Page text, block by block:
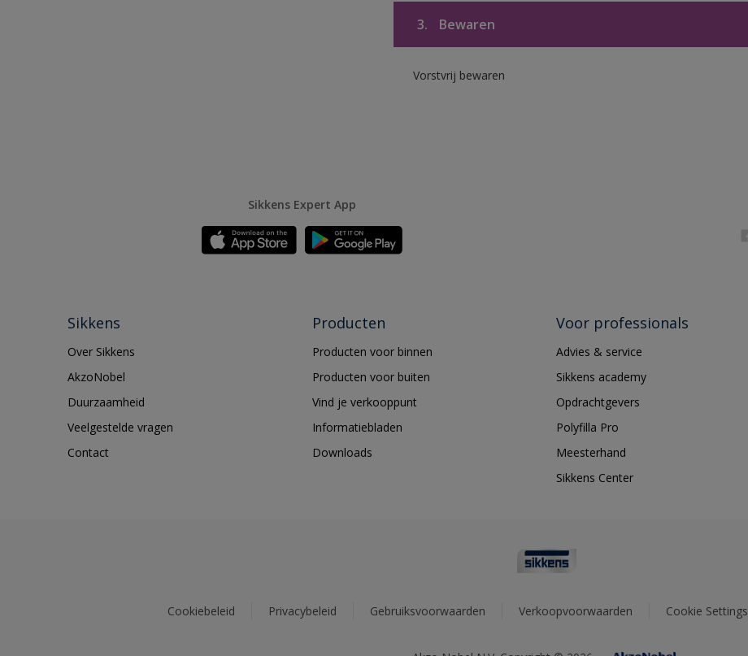
3. Bewaren
Vorstvrij bewaren
Sikkens Expert App
Sikkens
Over Sikkens
AkzoNobel
Duurzaamheid
Veelgestelde vragen
Contact
Producten
Producten voor binnen
Producten voor buiten
Vind je verkooppunt
Informatiebladen
Downloads
Voor professionals
Advies & service
Sikkens academy
Opdrachtgevers
Polyfilla Pro
Meesterhand
Sikkens Center
Cookiebeleid Privacybeleid Gebruiksvoorwaarden Verkoopvoorwaarden Cookie Settings